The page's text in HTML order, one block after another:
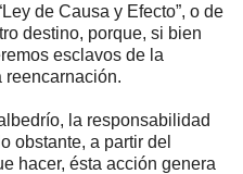
de Causa y Efecto”, o de
destino, porque, si bien
esclavos de la
la responsabilidad
obstante, a partir del
hacer, ésta acción genera